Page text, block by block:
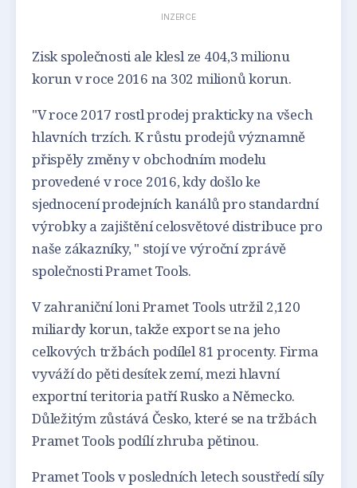
INZERCE
Zisk společnosti ale klesl ze 404,3 milionu
korun v roce 2016 na 302 milionů korun.
"V roce 2017 rostl prodej prakticky na všech
hlavních trzích. K růstu prodejů významně
přispěly změny v obchodním modelu
provedené v roce 2016, kdy došlo ke
sjednocení prodejních kanálů pro standardní
výrobky a zajištění celosvětové distribuce pro
naše zákazníky, " stojí ve výroční zprávě
společnosti Pramet Tools.
V zahraniční loni Pramet Tools utržil 2,120
miliardy korun, takže export se na jeho
celkových tržbách podílel 81 procenty. Firma
vyváží do pěti desítek zemí, mezi hlavní
exportní teritoria patří Rusko a Německo.
Důležitým zůstává Česko, které se na tržbách
Pramet Tools podílí zhruba pětinou.
Pramet Tools v posledních letech soustředí síly